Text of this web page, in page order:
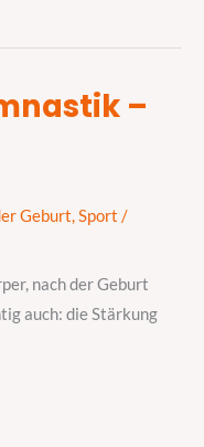
–
Geburt,Sport /
nach der Geburt
auch: die Stärkung